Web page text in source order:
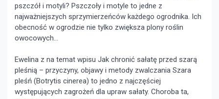
pszczół i motyli? Pszczoły i motyle to jedne z
najważniejszych sprzymierzeńców każdego ogrodnika. Ich
obecność w ogrodzie nie tylko zwiększa plony roślin
owocowych...
Ewelina z na temat wpisu Jak chronić sałatę przed szarą
pleśnią – przyczyny, objawy i metody zwalczania Szara
pleśń (Botrytis cinerea) to jedno z najczęściej
występujących zagrożeń dla upraw sałaty. Choroba ta,